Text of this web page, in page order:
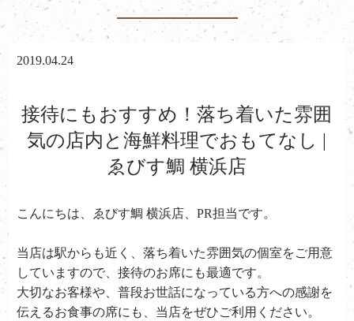
2019.04.24
接待にもおすすめ！落ち着いた雰囲
気の店内と海鮮料理でおもてなし |
ゑびす鯛 横浜店
こんにちは、ゑびす鯛 横浜店、PR担当です。
当店は駅からも近く、落ち着いた雰囲気の個室をご用意
していますので、接待のお席にも最適です。
大切なお客様や、普段お世話になっている方への感謝を
伝えるお食事の席にも、当店をぜひご利用ください。